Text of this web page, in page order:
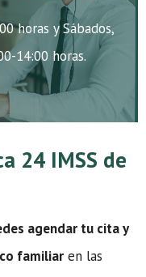
horas y Sábados,
14:00 horas.
24 IMSS de
agendar tu cita y
familiar en las